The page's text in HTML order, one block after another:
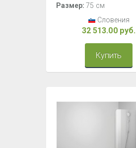
Размер:75 см
Словения
32 513.00 руб.
Купить